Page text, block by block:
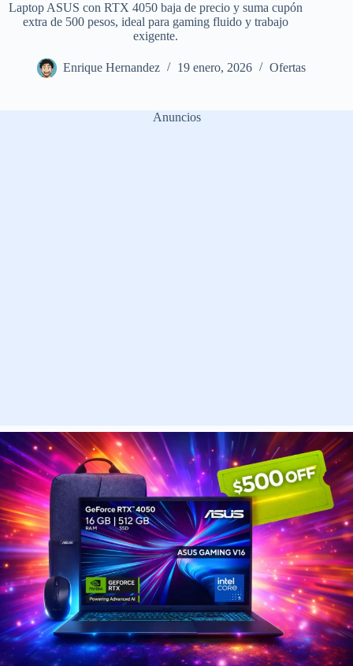
Laptop ASUS con RTX 4050 baja de precio y suma cupón
extra de 500 pesos, ideal para gaming fluido y trabajo
exigente.
Enrique Hernandez 19 enero, 2026 Ofertas
Anuncios